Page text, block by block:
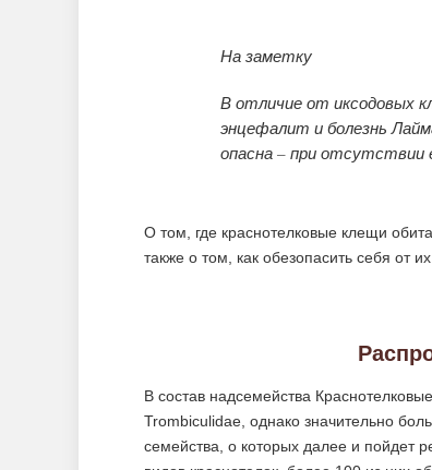
На заметку
В отличие от иксодовых
энцефалит и болезнь
опасна – при отсутствии
О том, где краснотелковые клещи
также о том, как обезопасить себя от
В состав надсемейства
Trombiculidae, однако значительно
семейства, о которых далее и пойдет